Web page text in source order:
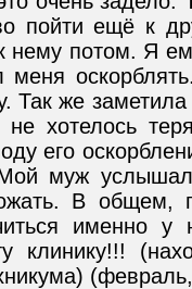
пойти ещё к
нему потом. Я
меня
Так же
хотелось
его
муж
В общем,
именно